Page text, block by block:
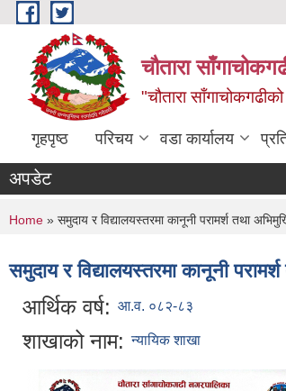
Skip to main content
चौतारा
"चौतारा
गृहपृष्ठ परिचय वडा कार्यालय
अपडेट
You are here
Home » समुदाय र विद्यालयस्तरमा कानूनी परामर्श तथा
समुदाय र विद्यालयस्तरमा कानूनी
आर्थिक वर्ष: आ.व. ०८२-८३
शाखाको नाम: न्यायिक शाखा